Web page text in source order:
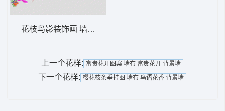
花枝鸟影装饰画 墙布 鸟语花香 背景墙
上一个花样: 富贵花开图案 墙布 富贵花开 背景墙
下一个花样: 樱花枝条垂挂图 墙布 鸟语花香 背景墙